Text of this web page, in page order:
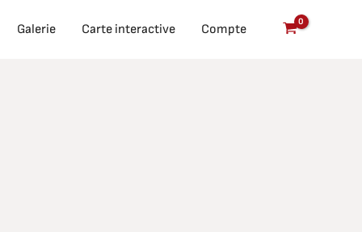
Galerie Carte interactive Compte